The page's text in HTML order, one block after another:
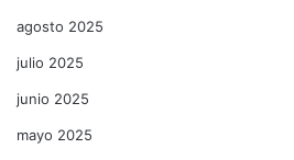
agosto 2025
julio 2025
junio 2025
mayo 2025